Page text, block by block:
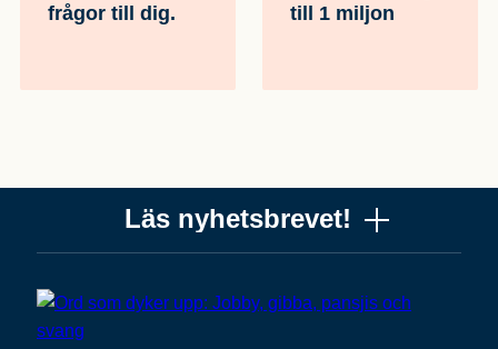
frågor till dig.
till 1 miljon
Läs nyhetsbrevet!
chansen! Det är jag (Mattias) som skriver det, och när
du läser får du knep, verktyg och tankar som gör dig